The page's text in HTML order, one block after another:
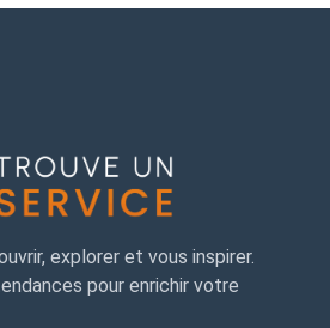
explorer et vous inspirer.
pour enrichir votre